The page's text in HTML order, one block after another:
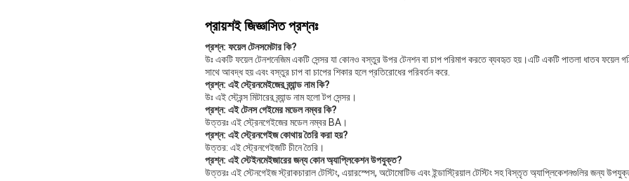
প্রায়শই জিজ্ঞাসিত প্রশ্নঃ
প্রশ্ন: ফয়েল টেনসমেটার কি?
উঃ একটি ফয়েল টেনশনেজিম একটি সেন্সর যা কোনও বস্তুর উপর টেনশন বা চাপ পরিমাপ করতে ব্যবহৃত হয়।এটি একটি পাতলা ধাতব ফয়েল
সাথে আবদ্ধ হয় এবং বস্তুর চাপ বা চাপের শিকার হলে প্রতিরোধের পরিবর্তন করে.
প্রশ্ন: এই স্ট্রেনমেইজের ব্র্যান্ড নাম কি?
উঃ এই স্ট্রেন্স মিটারের ব্র্যান্ড নাম হলো টপ সেন্সর।
প্রশ্ন: এই টেনস গেইমের মডেল নম্বর কি?
উত্তরঃ এই স্ট্রেনগেইজের মডেল নম্বর BA।
প্রশ্ন: এই স্ট্রেনগেইজ কোথায় তৈরি করা হয়?
উত্তর: এই স্ট্রেনগেইজটি চীনে তৈরি।
প্রশ্ন: এই স্টেইনমেইজারের জন্য কোন অ্যাপ্লিকেশন উপযুক্ত?
উত্তরঃ এই স্টেনগেইজ স্ট্রাকচারাল টেস্টিং, এয়ারস্পেস, অটোমোটিভ এবং ইন্ডাস্ট্রিয়াল টেস্টিং সহ বিস্তৃত অ্যাপ্লিকেশনগুলির জন্য